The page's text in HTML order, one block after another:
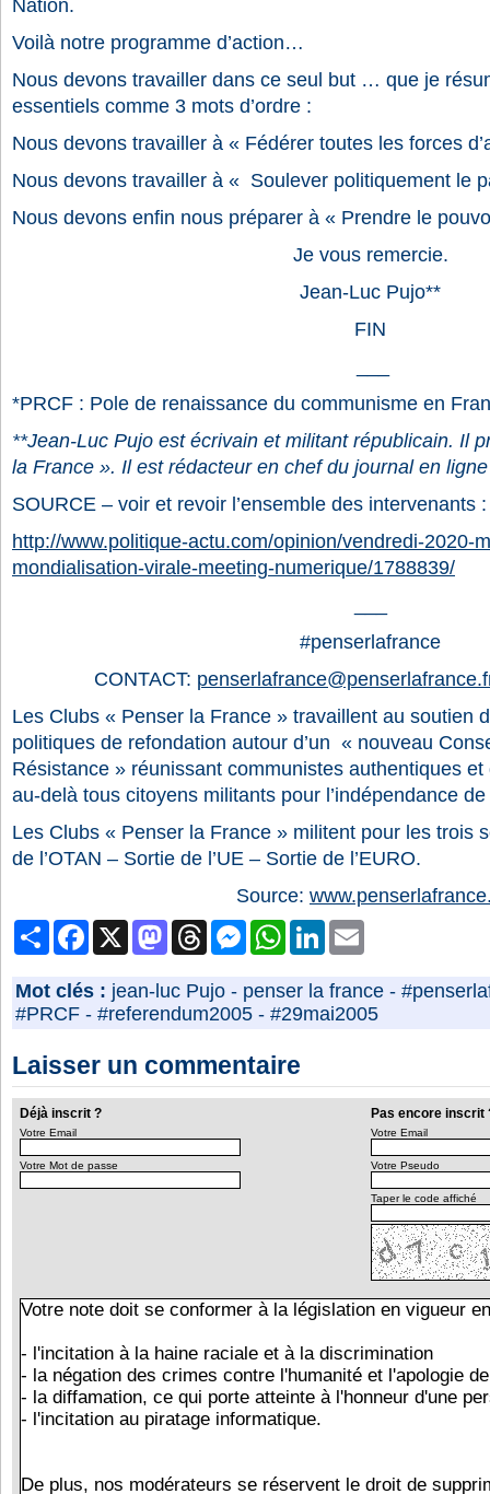
Nation.
Voilà notre programme d’action…
Nous devons travailler dans ce seul but … que je
essentiels comme 3 mots d’ordre :
Nous devons travailler à « Fédérer toutes les forces
Nous devons travailler à « Soulever politiquement le
Nous devons enfin nous préparer à « Prendre le
Je vous remercie.
Jean-Luc Pujo**
FIN
*PRCF : Pole de renaissance du communisme en
**Jean-Luc Pujo est écrivain et militant républicain. Il
la France ». Il est rédacteur en chef du journal en
SOURCE – voir et revoir l’ensemble des intervenants :
http://www.politique-actu.com/opinion/vendredi-2020-
mondialisation-virale-meeting-numerique/1788839/
#penserlafrance
CONTACT:
Les Clubs « Penser la France » travaillent au soutien
politiques de refondation autour d’un « nouveau
Résistance » réunissant communistes authentiques
au-delà tous citoyens militants pour l’indépendance
Les Clubs « Penser la France » militent pour les trois
de l’OTAN – Sortie de l’UE – Sortie de l’EURO.
Source:
PartagerFacebook MastodonThreads MessengerWhatsAppLinkedIn
Mot clés : jean-luc Pujo - penser la france -
#PRCF - #referendum2005 - #29mai2005
Laisser un commentaire
Déjà inscrit ? Pas encore inscrit
Votre Email
Votre Mot de passe
Votre Email
Votre Pseudo
Taper le code affiché